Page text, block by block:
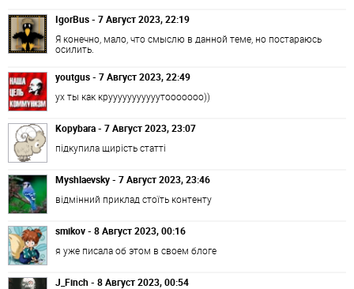
IgorBus - 7 Август 2023, 22:19
Я конечно, мало, что смыслю в данной теме, но постараюсь
осилить.
youtgus - 7 Август 2023, 22:49
ух ты как крууууууууууутооооооо))
Kopybara - 7 Август 2023, 23:07
підкупила щирість статті
Myshlaevsky - 7 Август 2023, 23:46
відмінний приклад стоїть контенту
smikov - 8 Август 2023, 00:16
я уже писала об этом в своем блоге
J_Finch - 8 Август 2023, 00:54